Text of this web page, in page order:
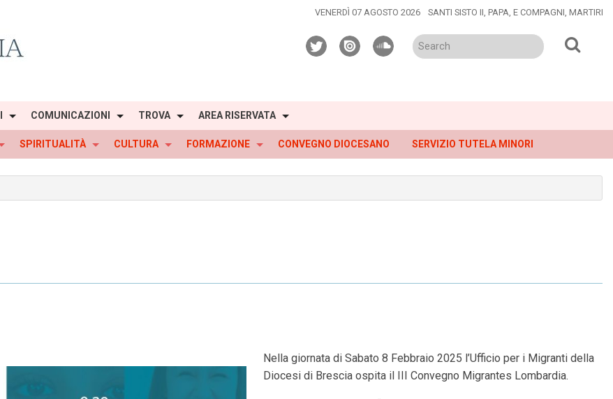
VENERDÌ 07 AGOSTO 2026 SANTI SISTO II, PAPA, E COMPAGNI, MARTIRI
twitterissuusoundcloud
COMUNICAZIONI TROVA AREA RISERVATA
SPIRITUALITÀ CULTURA FORMAZIONE CONVEGNO DIOCESANO SERVIZIO TUTELA MINORI
Nella giornata di Sabato 8 Febbraio 2025 l’Ufficio per i Migranti della
Diocesi di Brescia ospita il III Convegno Migrantes Lombardia.